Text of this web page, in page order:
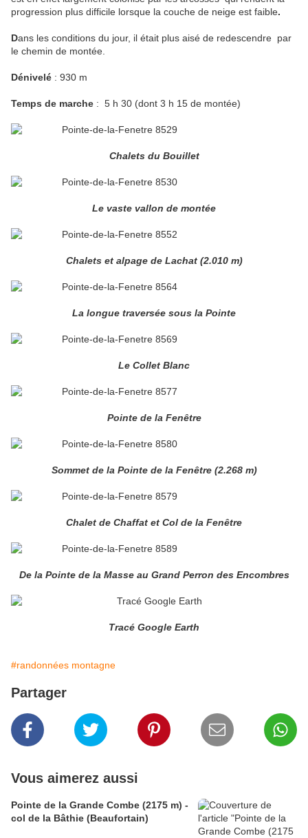
progression plus difficile lorsque la couche de neige est faible.
Dans les conditions du jour, il était plus aisé de redescendre par
le chemin de montée.
Dénivelé : 930 m
Temps de marche : 5 h 30 (dont 3 h 15 de montée)
Chalets du Bouillet
Le vaste vallon de montée
Chalets et alpage de Lachat (2.010 m)
La longue traversée sous la Pointe
Le Collet Blanc
Pointe de la Fenêtre
Sommet de la Pointe de la Fenêtre (2.268 m)
Chalet de Chaffat et Col de la Fenêtre
De la Pointe de la Masse au Grand Perron des Encombres
Tracé Google Earth
#randonnées montagne
Partager
Vous aimerez aussi
Pointe de la Grande Combe (2175 m) -
col de la Bâthie (Beaufortain)